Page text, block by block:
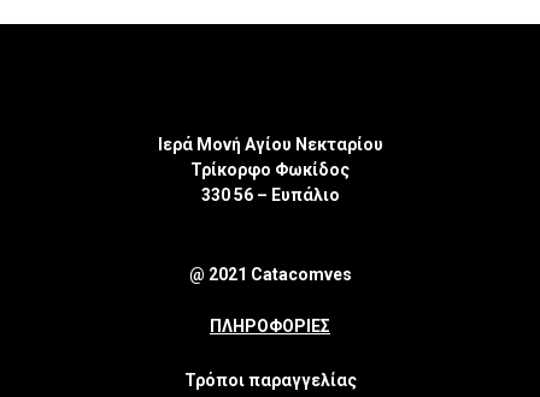
Ιερά Μονή Αγίου Νεκταρίου
Τρίκορφο Φωκίδος
330 56 – Ευπάλιο
@ 2021 Catacomves
ΠΛΗΡΟΦΟΡΙΕΣ
Τρόποι παραγγελίας